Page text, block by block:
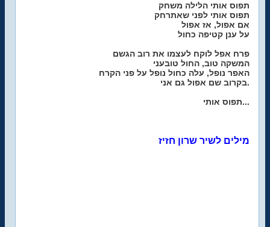
תפוס אותי הלילה משחק
תפוס אותי לפני שאתרחק
אם אפול, אז אפול
על ענן קטיפה כחול
פרח אפל לוקח לעצמו את רוב הגשם
המשקה טוב, החול טובעני
האפר נופל, עלה כחול נופל על פני הקרח
בקרוב שם אפול גם אני.
תפוס אותי...
מילים לשיר שרון חזיז